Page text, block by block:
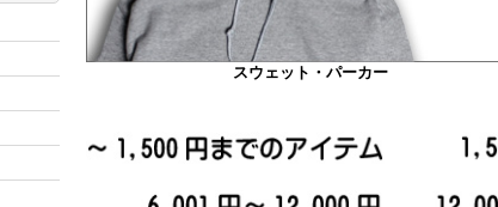
スウェット・パーカー